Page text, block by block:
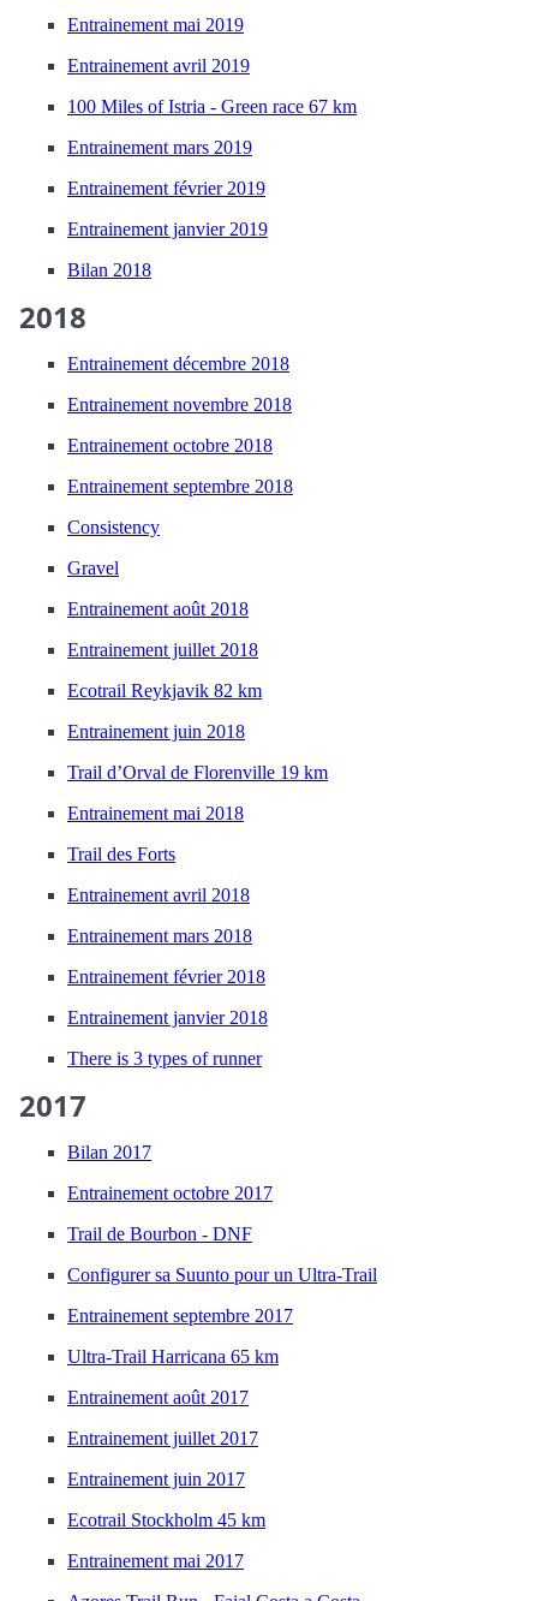
Entrainement mai 2019
Entrainement avril 2019
100 Miles of Istria - Green race 67 km
Entrainement mars 2019
Entrainement février 2019
Entrainement janvier 2019
Bilan 2018
2018
Entrainement décembre 2018
Entrainement novembre 2018
Entrainement octobre 2018
Entrainement septembre 2018
Consistency
Gravel
Entrainement août 2018
Entrainement juillet 2018
Ecotrail Reykjavik 82 km
Entrainement juin 2018
Trail d’Orval de Florenville 19 km
Entrainement mai 2018
Trail des Forts
Entrainement avril 2018
Entrainement mars 2018
Entrainement février 2018
Entrainement janvier 2018
There is 3 types of runner
2017
Bilan 2017
Entrainement octobre 2017
Trail de Bourbon - DNF
Configurer sa Suunto pour un Ultra-Trail
Entrainement septembre 2017
Ultra-Trail Harricana 65 km
Entrainement août 2017
Entrainement juillet 2017
Entrainement juin 2017
Ecotrail Stockholm 45 km
Entrainement mai 2017